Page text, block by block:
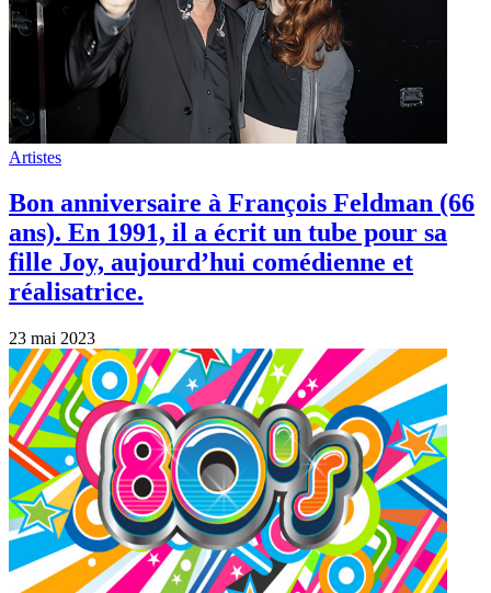
Artistes
Bon anniversaire à François Feldman (66
ans). En 1991, il a écrit un tube pour sa
fille Joy, aujourd’hui comédienne et
réalisatrice.
23 mai 2023